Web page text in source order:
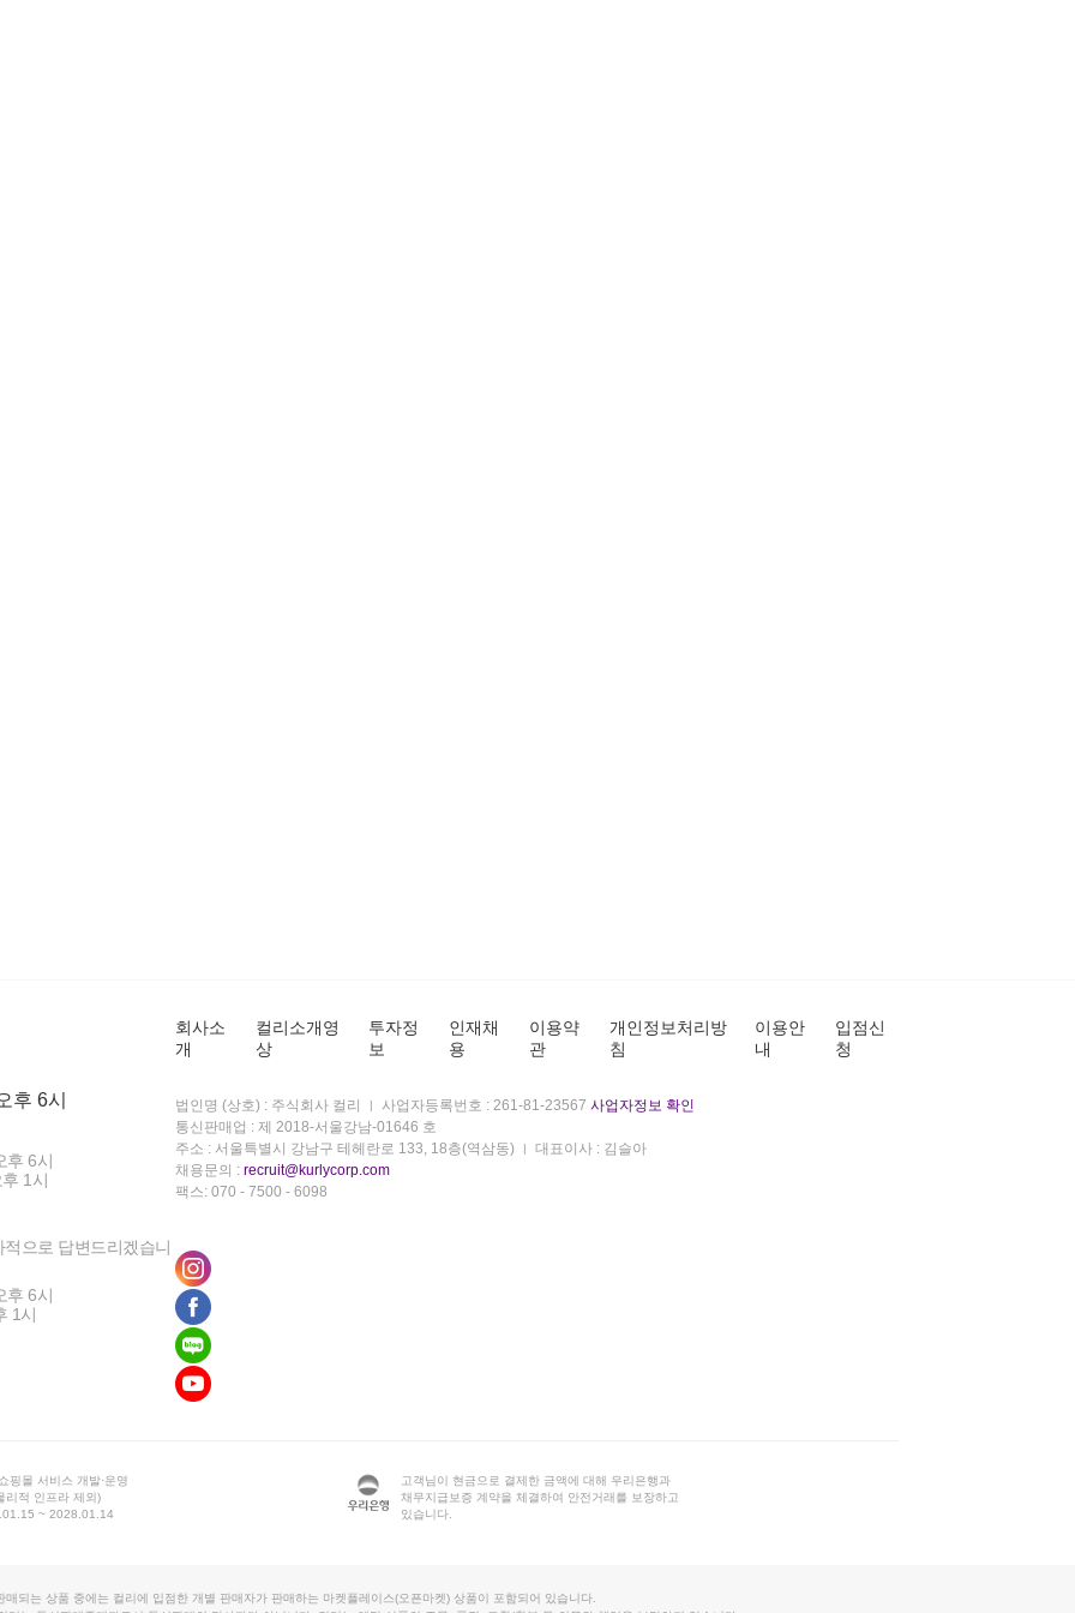
후 6시
후 6시
1시
으로 답변드리겠습니
후 6시
1시
회사소
개
컬리소개영
상
투자정
보
인재채
용
이용약
관
개인정보처리방
침
이용안
내
입점신
청
법인명 (상호) : 주식회사 컬리 사업자등록번호 : 261-81-23567 사업자정보 확인
통신판매업 : 제 2018-서울강남-01646 호
주소 : 서울특별시 강남구 테헤란로 133, 18층(역삼동)
대표이사 : 김슬아
채용문의 : recruit@kurlycorp.com
팩스: 070 - 7500 - 6098
핑몰 서비스 개발·운영
리적 인프라 제외)
~ 2028.01.14
고객님이 현금으로 결제한 금액에 대해 우리은행과
채무지급보증 계약을 체결하여 안전거래를 보장하고
있습니다.
매되는 상품 중에는 컬리에 입점한 개별 판매자가 판매하는 마켓플레이스(오픈마켓) 상품이 포함되어 있습니다.